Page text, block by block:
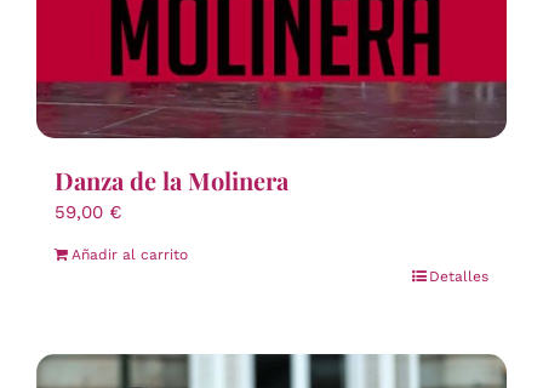
Danza de la Molinera
59,00 €
Añadir al carrito
Detalles